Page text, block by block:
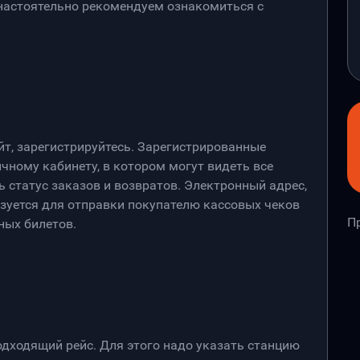
рекомендуем ознакомиться с
зарегистрируйтесь. Зарегистрированные
кабинету, в котором могут видеть все
заказов и возвратов. Электронный адрес,
для отправки покупателю кассовых чеков
билетов.
рейс. Для этого надо указать станцию